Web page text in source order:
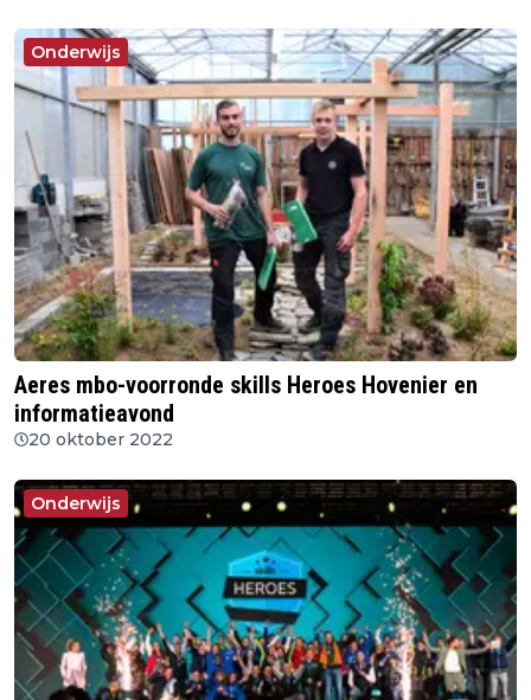
Onderwijs
Aeres mbo-voorronde skills Heroes Hovenier en
informatieavond
20 oktober 2022
Onderwijs